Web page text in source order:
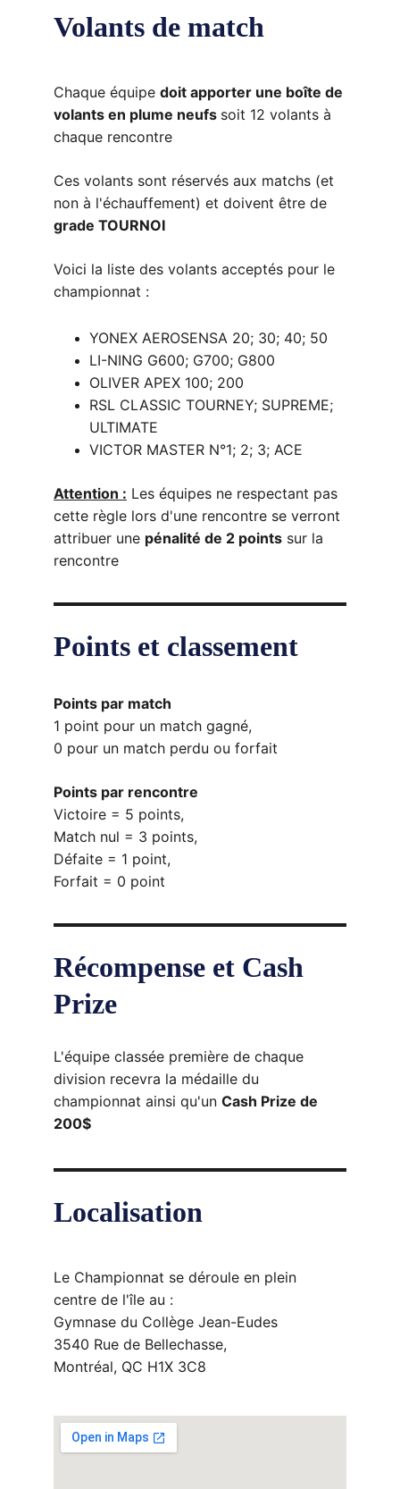
Volants de match
Chaque équipe doit apporter une boîte de
volants en plume neufs soit 12 volants à
chaque rencontre
Ces volants sont réservés aux matchs (et
non à l'échauffement) et doivent être de
grade TOURNOI
Voici la liste des volants acceptés pour le
championnat :
YONEX AEROSENSA 20; 30; 40; 50
LI-NING G600; G700; G800
OLIVER APEX 100; 200
RSL CLASSIC TOURNEY; SUPREME;
ULTIMATE
VICTOR MASTER N°1; 2; 3; ACE
Attention : Les équipes ne respectant pas
cette règle lors d'une rencontre se verront
attribuer une pénalité de 2 points sur la
rencontre
Points et classement
Points par match
1 point pour un match gagné,
0 pour un match perdu ou forfait
Points par rencontre
Victoire = 5 points,
Match nul = 3 points,
Défaite = 1 point,
Forfait = 0 point
Récompense et Cash
Prize
L'équipe classée première de chaque
division recevra la médaille du
championnat ainsi qu'un Cash Prize de
200$
Localisation
Le Championnat se déroule en plein
centre de l'île au :
Gymnase du Collège Jean-Eudes
3540 Rue de Bellechasse,
Montréal, QC H1X 3C8